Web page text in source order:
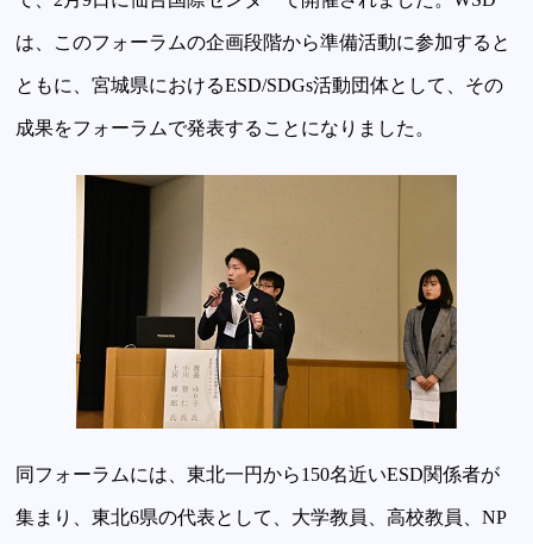
は、このフォーラムの企画段階から準備活動に参加すると
ともに、宮城県におけるESD/SDGs活動団体として、その
成果をフォーラムで発表することになりました。
同フォーラムには、東北一円から150名近いESD関係者が
集まり、東北6県の代表として、大学教員、高校教員、NP